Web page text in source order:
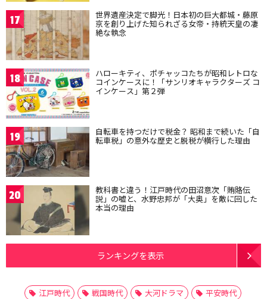
17 世界遺産決定で脚光！日本初の巨大都城・藤原
京を創り上げた知られざる女帝・持統天皇の凄
絶な執念
18 ハローキティ、ポチャッコたちが昭和レトロな
コインケースに！「サンリオキャラクターズ コ
インケース」第２弾
19 自転車を持つだけで税金？ 昭和まで続いた「自
転車税」の意外な歴史と脱税が横行した理由
20 教科書と違う！江戸時代の田沼意次「賄賂伝
説」の嘘と、水野忠邦が「大奥」を敵に回した
本当の理由
ランキングを表示
江戸時代 戦国時代 大河ドラマ
平安時代